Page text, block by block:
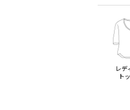
レデ
ト